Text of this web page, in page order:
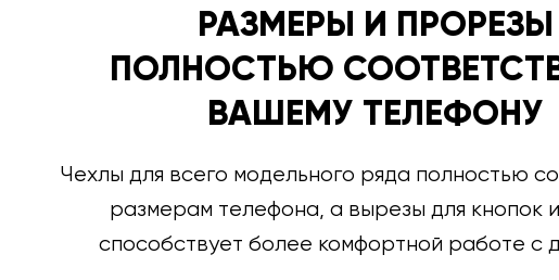
РАЗМЕРЫ И ПРОРЕЗЫ
ПОЛНОСТЬЮ
ВАШЕМУ ТЕЛЕФОНУ
Чехлы для всего модельного ряда полностью
размерам телефона, а вырезы для кнопок
способствует более комфортной работе с